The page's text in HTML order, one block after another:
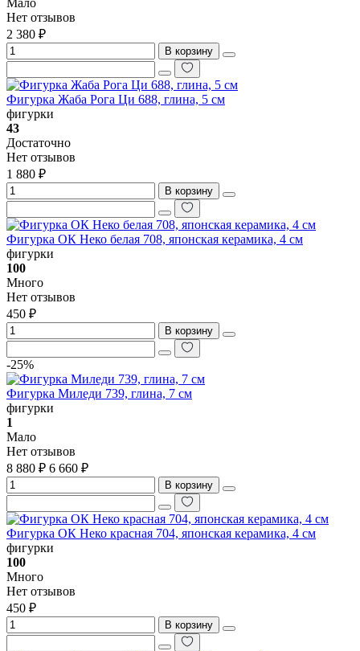
Мало
Нет отзывов
2 380 ₽
В корзину
Фигурка Жаба Рога Ци 688, глина, 5 см
фигурки
43
Достаточно
Нет отзывов
1 880 ₽
В корзину
Фигурка ОК Неко белая 708, японская керамика, 4 см
фигурки
100
Много
Нет отзывов
450 ₽
В корзину
-25%
Фигурка Миледи 739, глина, 7 см
фигурки
1
Мало
Нет отзывов
8 880 ₽ 6 660 ₽
В корзину
Фигурка ОК Неко красная 704, японская керамика, 4 см
фигурки
100
Много
Нет отзывов
450 ₽
В корзину